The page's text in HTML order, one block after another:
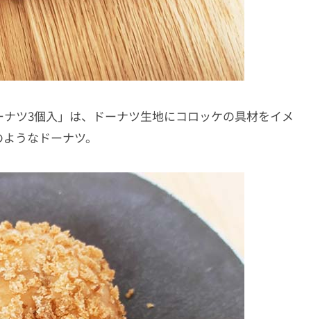
ツ3個入」は、ドーナツ生地にコロッケの具材をイメ
うなドーナツ。